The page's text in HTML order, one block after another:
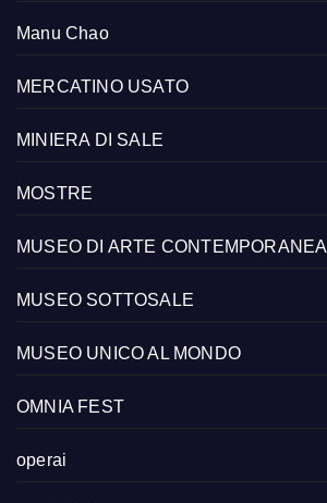
Manu Chao
MERCATINO USATO
MINIERA DI SALE
MOSTRE
MUSEO DI ARTE CONTEMPORANEA
MUSEO SOTTOSALE
MUSEO UNICO AL MONDO
OMNIA FEST
operai